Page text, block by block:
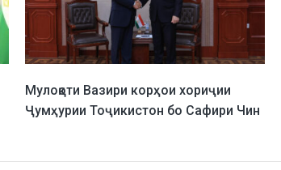
Мулоқоти Вазири корҳои хориҷии
Ҷумҳурии Тоҷикистон бо Сафири Чин